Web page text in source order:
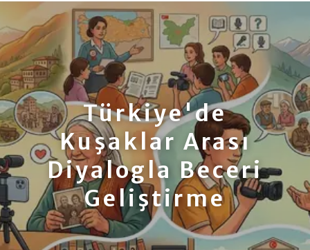
Türkiye'de
Kuşaklar Arası
Diyalogla Beceri
Geliştirme